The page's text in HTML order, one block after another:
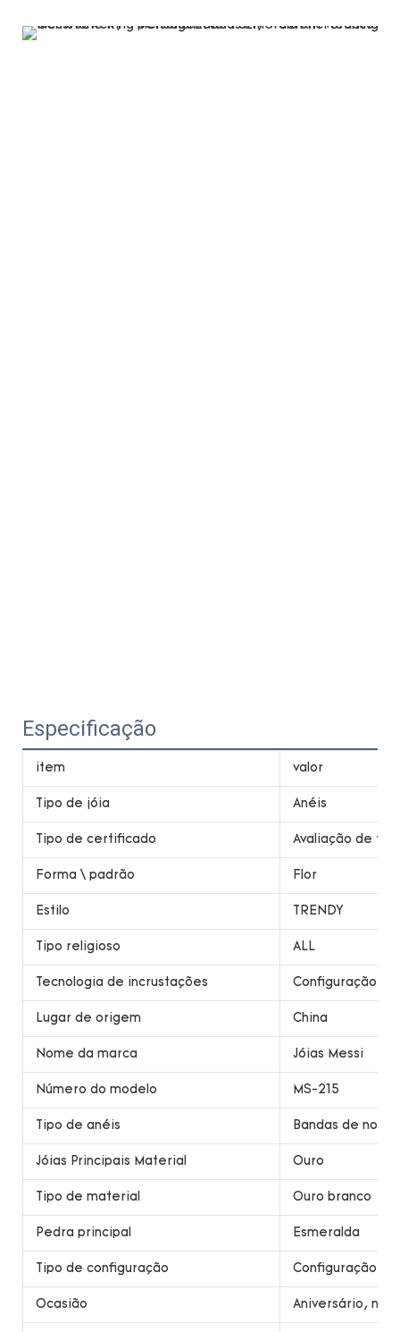
Especificação
item valor
Tipo de jóia Anéis
Tipo de certificado Avaliação de
Forma \ padrão Flor
Estilo TRENDY
Tipo religioso ALL
Tecnologia de incrustações Configuração
Lugar de origem China
Nome da marca Jóias Messi
Número do modelo MS-215
Tipo de anéis Bandas de
Jóias Principais Material Ouro
Tipo de material Ouro branco
Pedra principal Esmeralda
Tipo de configuração Configuração
Ocasião Aniversário,